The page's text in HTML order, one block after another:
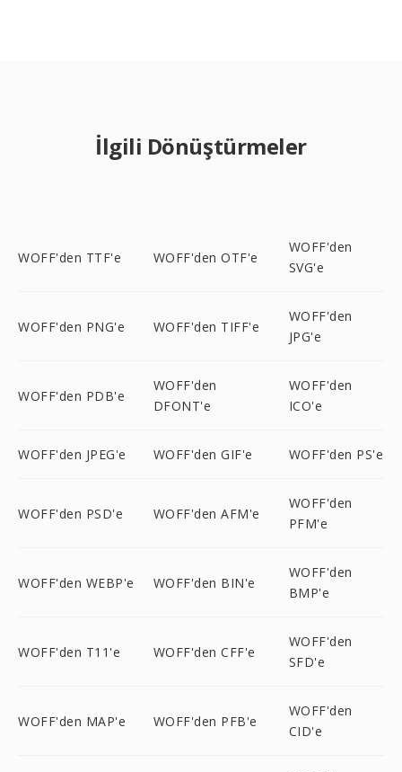
İlgili Dönüştürmeler
WOFF'den TTF'e WOFF'den OTF'e
WOFF'den
SVG'e
WOFF'den PNG'e WOFF'den TIFF'e
WOFF'den
JPG'e
WOFF'den PDB'e
WOFF'den
DFONT'e
WOFF'den
ICO'e
WOFF'den JPEG'e WOFF'den GIF'e WOFF'den PS'e
WOFF'den PSD'e WOFF'den AFM'e
WOFF'den
PFM'e
WOFF'den WEBP'e WOFF'den BIN'e
WOFF'den
BMP'e
WOFF'den T11'e WOFF'den CFF'e
WOFF'den
SFD'e
WOFF'den MAP'e WOFF'den PFB'e
WOFF'den
CID'e